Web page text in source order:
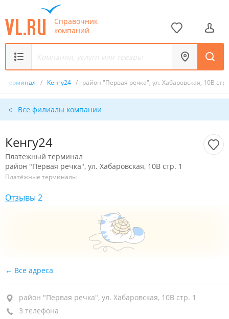
Справочник
компаний
терминал / Кенгу24 / район "Первая речка", ул. Хабаровская, 10В стр.
Все филиалы компании
Кенгу24
Платежный терминал
район "Первая речка", ул. Хабаровская, 10В стр. 1
Платёжные терминалы
Отзывы 2
Все адреса
район "Первая речка", ул. Хабаровская, 10В стр. 1
3 телефона